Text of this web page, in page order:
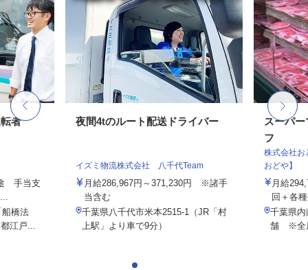
者
手当支
橋法
江戸...
夜間4tのルート配送ドライバー
イズミ物流株式会社 八千代Team
月給286,967円～371,230円 ※諸手
当含む
千葉県八千代市米本2515-1（JR「村
上駅」より車で9分）
スーパ
フ
株式会社
おどや】
月給
回＋各
千葉県
舗 ※全